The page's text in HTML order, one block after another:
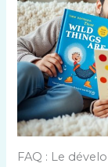
FAQ : Le